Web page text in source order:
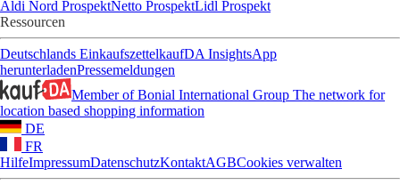
Aldi Nord ProspektNetto ProspektLidl Prospekt
Ressourcen
Deutschlands EinkaufszettelkaufDA InsightsApp
herunterladenPressemeldungen
Member of Bonial International Group The network for
location based shopping information
DE
FR
HilfeImpressumDatenschutzKontaktAGBCookies verwalten